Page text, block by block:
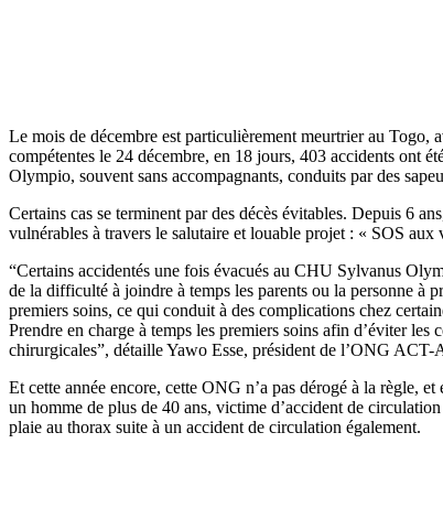
Le mois de décembre est particulièrement meurtrier au Togo,
compétentes le 24 décembre, en 18 jours, 403 accidents ont
Olympio, souvent sans accompagnants, conduits par des
Certains cas se terminent par des décès évitables. Depuis 6
vulnérables à travers le salutaire et louable projet : « SOS
“Certains accidentés une fois évacués au CHU Sylvanus
de la difficulté à joindre à temps les parents ou la personne à
premiers soins, ce qui conduit à des complications chez
Prendre en charge à temps les premiers soins afin d’éviter
chirurgicales”, détaille Yawo Esse, président de l’ONG
Et cette année encore, cette ONG n’a pas dérogé à la règle,
un homme de plus de 40 ans, victime d’accident de
plaie au thorax suite à un accident de circulation également.